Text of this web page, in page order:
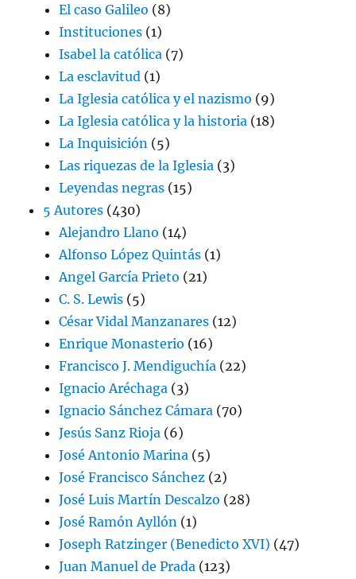
El caso Galileo (8)
Instituciones (1)
Isabel la católica (7)
La esclavitud (1)
La Iglesia católica y el nazismo (9)
La Iglesia católica y la historia (18)
La Inquisición (5)
Las riquezas de la Iglesia (3)
Leyendas negras (15)
5 Autores (430)
Alejandro Llano (14)
Alfonso López Quintás (1)
Angel García Prieto (21)
C. S. Lewis (5)
César Vidal Manzanares (12)
Enrique Monasterio (16)
Francisco J. Mendiguchía (22)
Ignacio Aréchaga (3)
Ignacio Sánchez Cámara (70)
Jesús Sanz Rioja (6)
José Antonio Marina (5)
José Francisco Sánchez (2)
José Luis Martín Descalzo (28)
José Ramón Ayllón (1)
Joseph Ratzinger (Benedicto XVI) (47)
Juan Manuel de Prada (123)